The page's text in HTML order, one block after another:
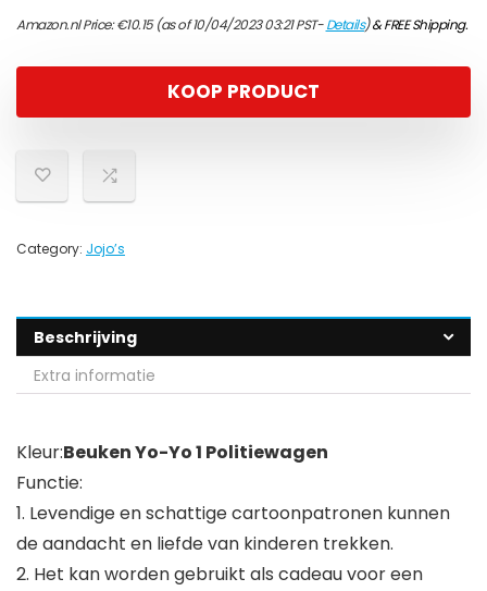
Amazon.nl Price:€10.15(as of 10/04/2023 03:21 PST-Details)&FREE Shipping.
KOOP PRODUCT
Category: Jojo’s
Beschrijving
Extra informatie
Kleur:Beuken Yo-Yo 1 Politiewagen
Functie:
1. Levendige en schattige cartoonpatronen kunnen
de aandacht en liefde van kinderen trekken.
2. Het kan worden gebruikt als cadeau voor een